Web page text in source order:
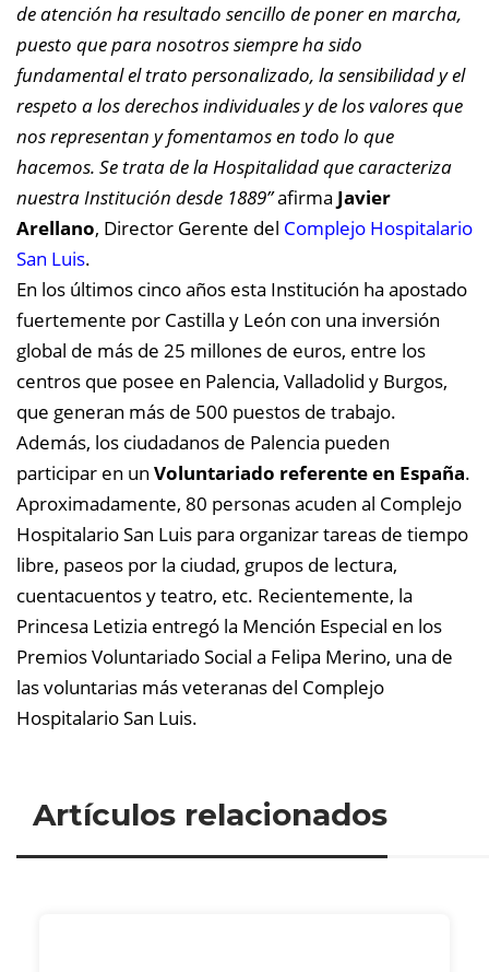
de atención ha resultado sencillo de poner en marcha,
puesto que para nosotros siempre ha sido
fundamental el trato personalizado, la sensibilidad y el
respeto a los derechos individuales y de los valores que
nos representan y fomentamos en todo lo que
hacemos. Se trata de la Hospitalidad que caracteriza
nuestra Institución desde 1889”afirma Javier
Arellano, Director Gerente del Complejo Hospitalario
San Luis.
En los últimos cinco años esta Institución ha apostado
fuertemente por Castilla y León con una inversión
global de más de 25 millones de euros, entre los
centros que posee en Palencia, Valladolid y Burgos,
que generan más de 500 puestos de trabajo.
Además, los ciudadanos de Palencia pueden
participar en un Voluntariado referente en España.
Aproximadamente, 80 personas acuden al Complejo
Hospitalario San Luis para organizar tareas de tiempo
libre, paseos por la ciudad, grupos de lectura,
cuentacuentos y teatro, etc. Recientemente, la
Princesa Letizia entregó la Mención Especial en los
Premios Voluntariado Social a Felipa Merino, una de
las voluntarias más veteranas del Complejo
Hospitalario San Luis.
Artículos relacionados